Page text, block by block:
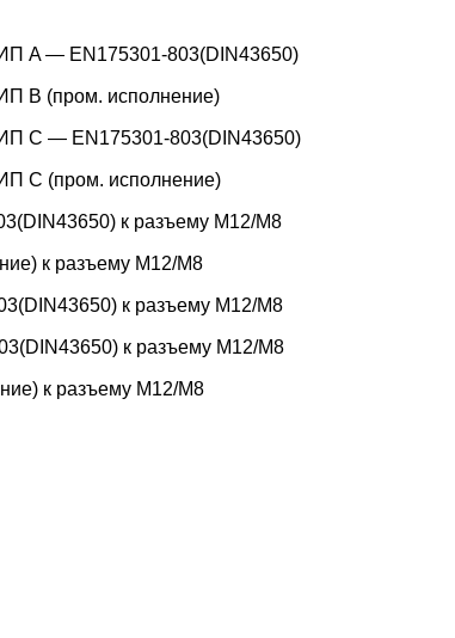
A — EN175301-803(DIN43650)
B (пром. исполнение)
C — EN175301-803(DIN43650)
C (пром. исполнение)
к разъему M12/M8
к разъему M12/M8
к разъему M12/M8
к разъему M12/M8
к разъему M12/M8